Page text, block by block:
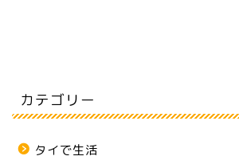
カテゴリー
タイで生活